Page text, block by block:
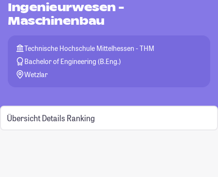
Ingenieurwesen -
Maschinenbau
Technische Hochschule Mittelhessen - THM
Bachelor of Engineering (B.Eng.)
Wetzlar
Übersicht Details Ranking